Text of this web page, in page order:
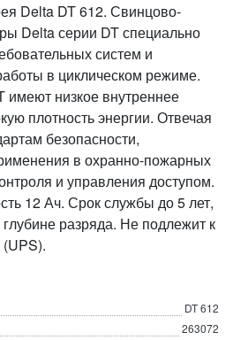
Delta DT 612. Свинцово-
Delta серии DT специально
систем и
в циклическом режиме.
имеют низкое внутреннее
плотность энергии. Отвечая
безопасности,
в охранно-пожарных
и управления доступом.
12 Ач. Срок службы до 5 лет,
разряда. Не подлежит к
DT 612
263072